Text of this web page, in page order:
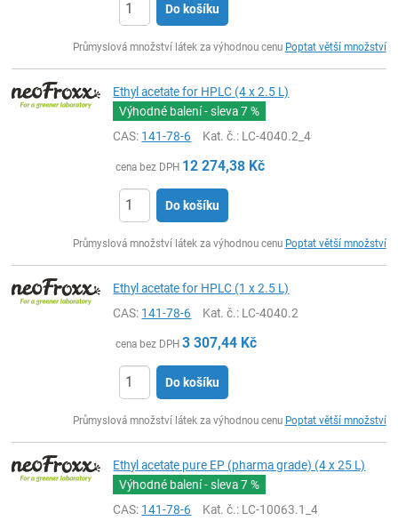
Do košíku
Průmyslová množství látek za výhodnou cenu Poptat větší množství
Ethyl acetate for HPLC (4 x 2.5 L)
Výhodné balení - sleva7 %
CAS: 141-78-6 Kat. č.: LC-4040.2_4
cena bez DPH 12 274,38 Kč
Do košíku
Průmyslová množství látek za výhodnou cenu Poptat větší množství
Ethyl acetate for HPLC (1 x 2.5 L)
CAS: 141-78-6 Kat. č.: LC-4040.2
cena bez DPH 3 307,44 Kč
Do košíku
Průmyslová množství látek za výhodnou cenu Poptat větší množství
Ethyl acetate pure EP (pharma grade) (4 x 25 L)
Výhodné balení - sleva7 %
CAS: 141-78-6 Kat. č.: LC-10063.1_4